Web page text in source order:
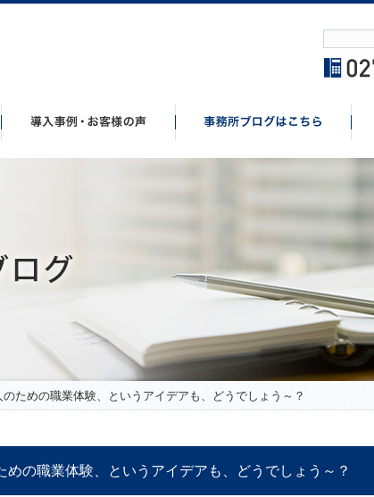
のための職業体験、というアイデアも、どうでしょう～？
めの職業体験、というアイデアも、どうでしょう～？